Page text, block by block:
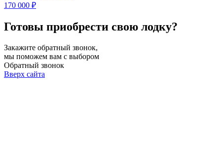
170 000 ₽
Готовы приобрести свою лодку?
Закажите обратный звонок,
мы поможем вам с выбором
Обратный звонок
Вверх сайта